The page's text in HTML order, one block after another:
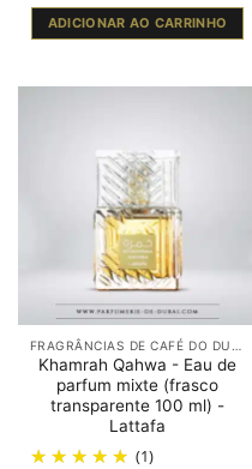
ADICIONAR AO CARRINHO
Khamrah Qahwa - Eau de
parfum mixte (frasco
transparente 100 ml) -
Lattafa
(1)